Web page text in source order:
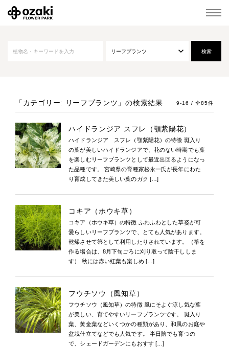
「カテゴリー: リーフプランツ」の検索結果 9-16 / 全85件
ハイドランジア スフレ（顎紫陽花）
ハイドランジア スフレ（顎紫陽花）の特徴 斑入り
の葉が美しいハイドランジアで、花のない時期でも葉
を楽しむリーフプランツとして最近出回るようになっ
た品種です。 宮崎県の育種家松永一氏が長年にわた
り育成してきた美しい葉のガク […]
コキア（ホウキ草）
コキア（ホウキ草）の特徴 ふわふわとした草姿が可
愛らしいリーフプランツで、とても人気があります。
乾燥させて箒として利用したりされています。（箒を
作る場合は、8月下旬ごろに刈り取って陰干ししま
す） 秋には赤い紅葉も楽しめ […]
フウチソウ（風知草）
フウチソウ（風知草）の特徴 風にそよぐ涼し気な葉
が美しい、育てやすいリーフプランツです。 斑入り
葉、黄金葉などいくつかの種類があり、和風のお庭や
盆栽仕立てなどでも人気です。 半日陰でも育つの
で、シェードガーデンにもおすす […]